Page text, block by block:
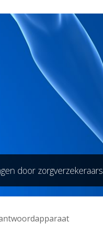
door zorgverzekeraars